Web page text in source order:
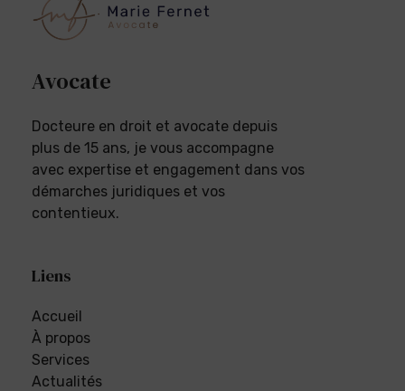
Avocate
Docteure en droit et avocate depuis
plus de 15 ans, je vous accompagne
avec expertise et engagement dans vos
démarches juridiques et vos
contentieux.
Liens
Accueil
À propos
Services
Actualités